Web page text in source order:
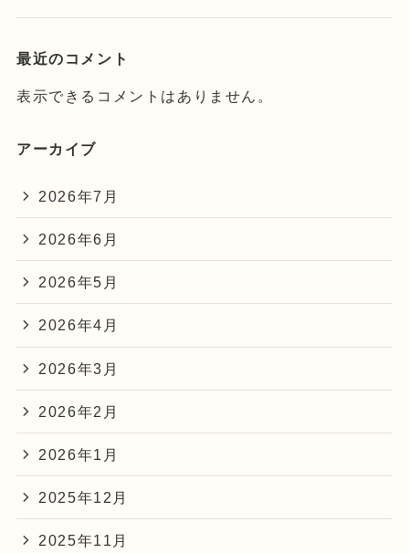
最近のコメント
表示できるコメントはありません。
アーカイブ
2026年7月
2026年6月
2026年5月
2026年4月
2026年3月
2026年2月
2026年1月
2025年12月
2025年11月